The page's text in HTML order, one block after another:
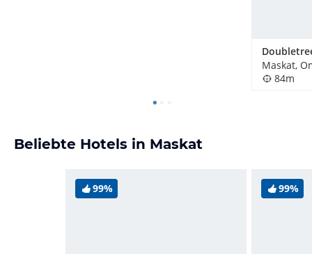
Maskat,
84m
Beliebte Hotels in Maskat
99% 99%